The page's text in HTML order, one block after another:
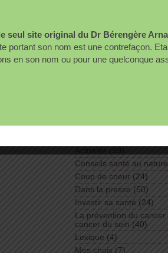
Rechercher :
Rubriques
Conseils santé au naturel
Coup de coeur (24)
Dans la presse (50)
Investir sa santé (24)
La prévention du cancer
cancer du sein (40)
Lexique (4)
Mes choix (7)
seul site original du Dr Bérengère
portant son nom est une contrefaçon.
en son nom ou pour une quelconque